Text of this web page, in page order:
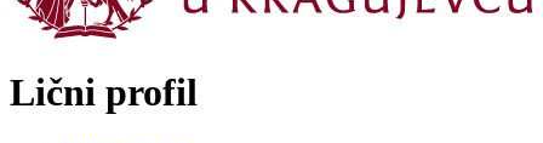
Lični profil